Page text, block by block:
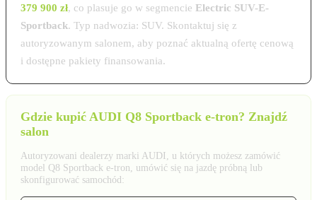
379 900 zł, co plasuje go w segmencie Electric SUV-E-
Sportback. Typ nadwozia: SUV. Skontaktuj się z
autoryzowanym salonem, aby poznać aktualną ofertę cenową
i dostępne pakiety finansowania.
Gdzie kupić AUDI Q8 Sportback e-tron? Znajdź
salon
Autoryzowani dealerzy marki AUDI, u których możesz zamówić
model Q8 Sportback e-tron, umówić się na jazdę próbną lub
skonfigurować samochód: